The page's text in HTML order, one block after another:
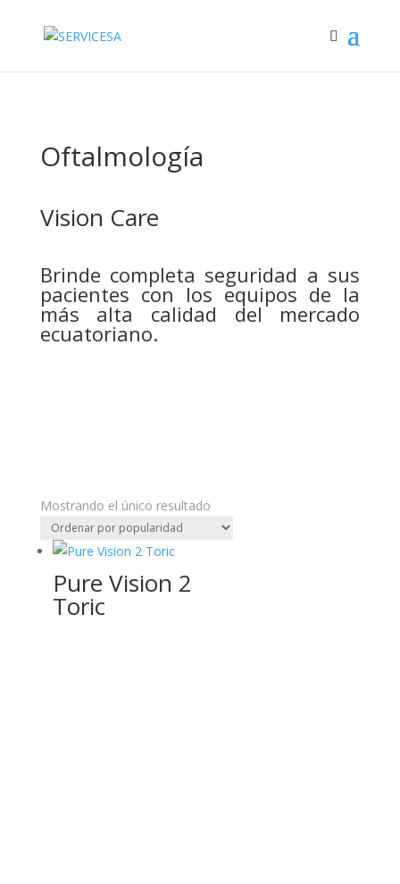
Oftalmología
Vision Care
Brinde completa seguridad a sus
pacientes con los equipos de la
más alta calidad del mercado
ecuatoriano.
Mostrando el único resultado
Pure Vision 2
Toric